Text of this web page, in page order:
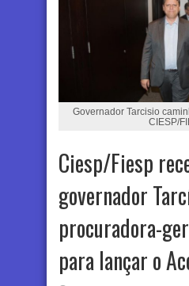
Governador Tarcisio
CIESP/
Ciesp/Fiesp
governador
procuradora-
para lançar o